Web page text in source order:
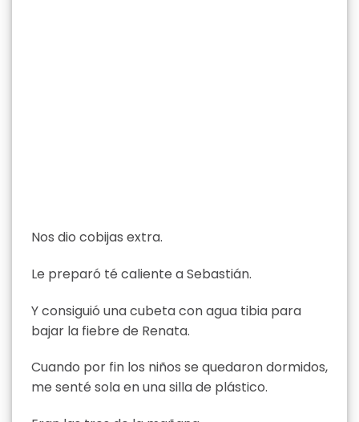
Nos dio cobijas extra.
Le preparó té caliente a Sebastián.
Y consiguió una cubeta con agua tibia para
bajar la fiebre de Renata.
Cuando por fin los niños se quedaron dormidos,
me senté sola en una silla de plástico.